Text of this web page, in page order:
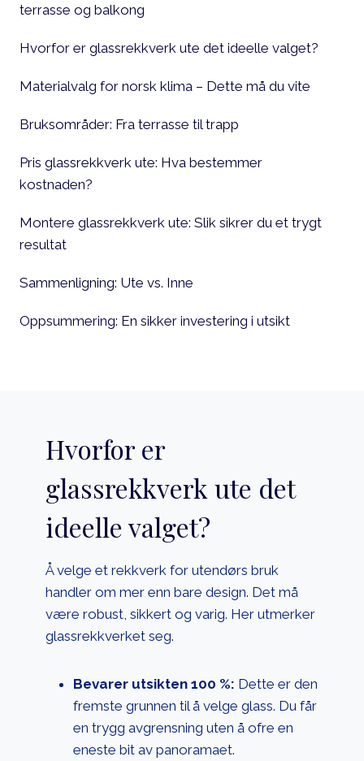
terrasse og balkong
Hvorfor er glassrekkverk ute det ideelle valget?
Materialvalg for norsk klima – Dette må du vite
Bruksområder: Fra terrasse til trapp
Pris glassrekkverk ute: Hva bestemmer
kostnaden?
Montere glassrekkverk ute: Slik sikrer du et trygt
resultat
Sammenligning: Ute vs. Inne
Oppsummering: En sikker investering i utsikt
Hvorfor er
glassrekkverk ute det
ideelle valget?
Å velge et rekkverk for utendørs bruk
handler om mer enn bare design. Det må
være robust, sikkert og varig. Her utmerker
glassrekkverket seg.
Bevarer utsikten 100 %: Dette er den
fremste grunnen til å velge glass. Du får
en trygg avgrensning uten å ofre en
eneste bit av panoramaet.